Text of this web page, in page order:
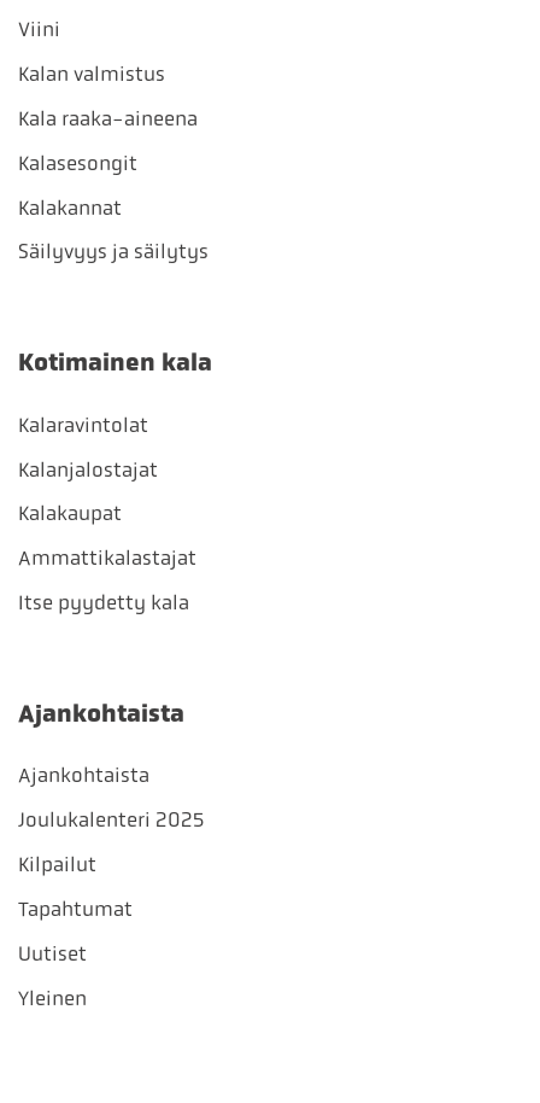
Viini
Kalan valmistus
Kala raaka-aineena
Kalasesongit
Kalakannat
Säilyvyys ja säilytys
Kotimainen kala
Kalaravintolat
Kalanjalostajat
Kalakaupat
Ammattikalastajat
Itse pyydetty kala
Ajankohtaista
Ajankohtaista
Joulukalenteri 2025
Kilpailut
Tapahtumat
Uutiset
Yleinen